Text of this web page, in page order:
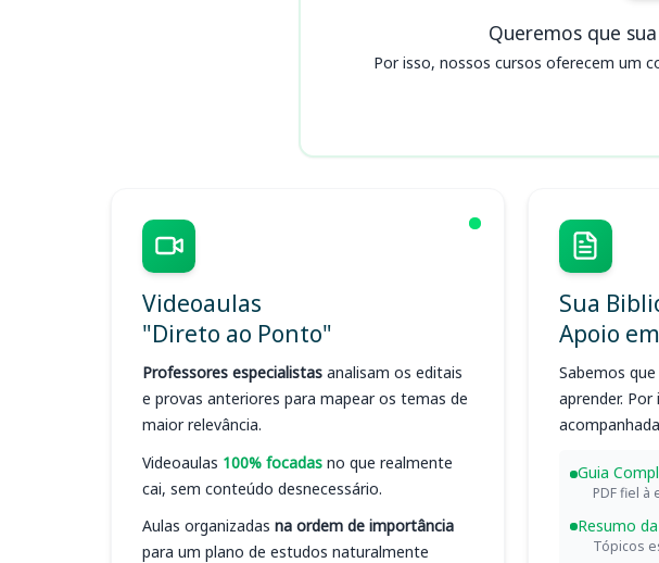
Queremos que
Por isso, nossos cursos oferecem um
Videoaulas
"Direto ao Ponto"
Professores especialistas analisam os editais
e provas anteriores para mapear os temas de
maior relevância.
Videoaulas 100% focadas no que realmente
cai, sem conteúdo desnecessário.
Aulas organizadas na ordem de importância
para um plano de estudos naturalmente
Sua
Apoio
Sabemos
aprender.
Guia
PDF fiel
Resumo
Tópicos